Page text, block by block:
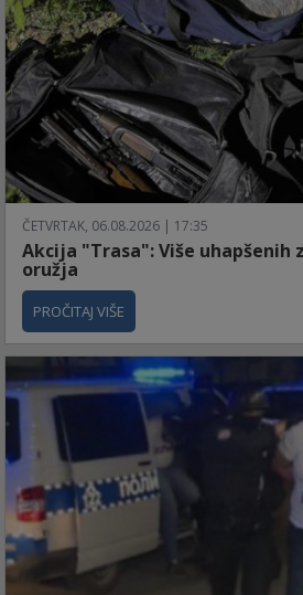
ČETVRTAK, 06.08.2026 | 17:35
Akcija "Trasa": Više uhapšenih
oružja
PROČITAJ VIŠE